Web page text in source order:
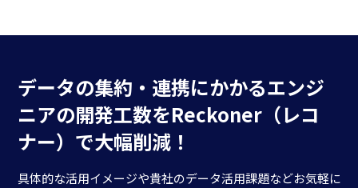
データの集約・連携にかかるエンジ
ニアの開発工数をReckoner（レコ
ナー）で大幅削減！
具体的な活用イメージや貴社のデータ活用課題などお気軽に